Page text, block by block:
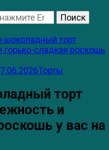
шоколадный торт
горько-сладкая роскошь
Торты
торт
и
у вас на